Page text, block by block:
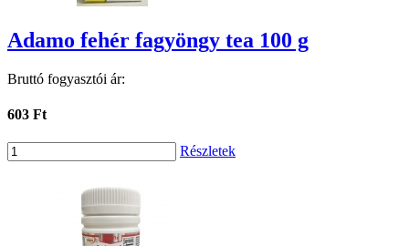
Adamo fehér fagyöngy tea 100 g
Bruttó fogyasztói ár:
603 Ft
Részletek